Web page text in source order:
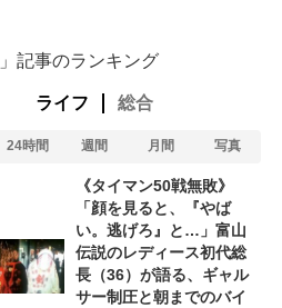
」記事のランキング
ライフ 総合
24時間 週間 月間 写真
《タイマン50戦無敗》
「顔を見ると、『やば
い。逃げろ』と…」富山
伝説のレディース初代総
長（36）が語る、ギャル
サー制圧と朝までのバイ